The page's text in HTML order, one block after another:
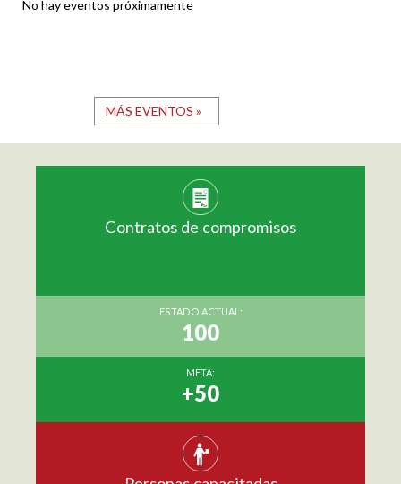
No hay eventos próximamente
MÁS EVENTOS »
Contratos de compromisos
ESTADO ACTUAL:
100
META:
+50